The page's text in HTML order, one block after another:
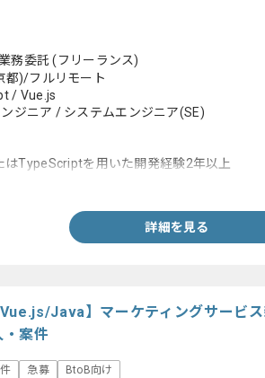
務委託(フリーランス)
都)/フルリモート
/ Vue.js
ジニア / システムエンジニア(SE)
はTypeScriptを用いた開発経験2年以上
詳細を見る
Java】マーケティングサービ
案件
急募 BtoB向け